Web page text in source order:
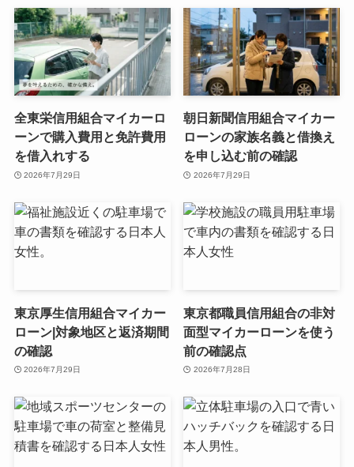
全東栄信用組合マイカーロ
ーンで購入費用と免許費用
を借入れする
2026年7月29日
朝日新聞信用組合マイカー
ローンの家族名義と借換え
を申し込む前の確認
2026年7月29日
東京厚生信用組合マイカー
ローン|対象地区と返済期間
の確認
2026年7月29日
東京都職員信用組合の非対
面型マイカーローンを使う
前の確認点
2026年7月28日